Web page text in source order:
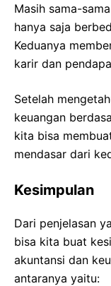
Masih sama-
hanya saja
Keduanya
karir dan
Setelah
keuangan
kita bisa
mendasar dari
Kesimpulan
Dari penjelasan
bisa kita buat
akuntansi dan
antaranya yaitu: